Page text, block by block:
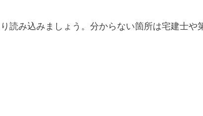
読み込みましょう。分からない箇所は宅建士や